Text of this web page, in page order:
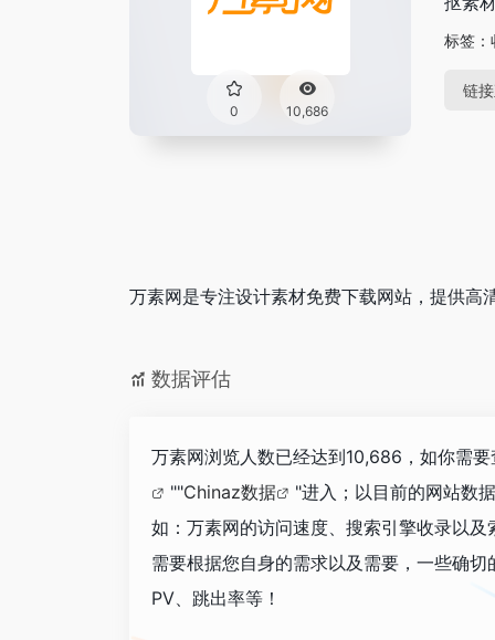
0 10,686
标签：
链
万素网是专注设计素材免费下载网站，提供
数据评估
万素网浏览人数已经达到10,686，如你需
""Chinaz数据
"进入；以目前的网站数
如：万素网的访问速度、搜索引擎收录以
需要根据您自身的需求以及需要，一些确
PV、跳出率等！